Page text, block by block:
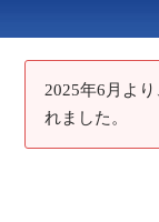
2025年6月よ
れました。